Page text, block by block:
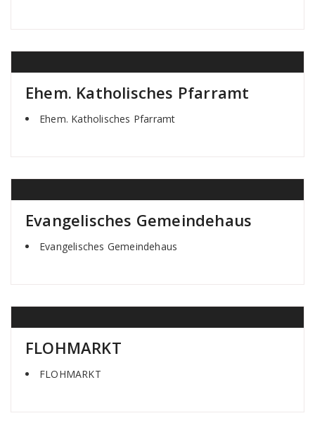
Ehem. Katholisches Pfarramt
Ehem. Katholisches Pfarramt
Evangelisches Gemeindehaus
Evangelisches Gemeindehaus
FLOHMARKT
FLOHMARKT